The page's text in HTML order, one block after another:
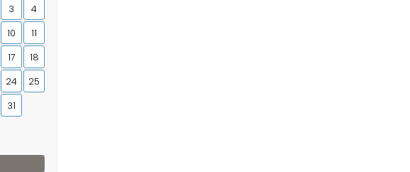
3
4
10
11
17
18
24
25
31